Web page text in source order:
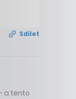
Sdílet
a tento